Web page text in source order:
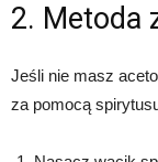
2. Metoda
Jeśli nie masz
za pomocą